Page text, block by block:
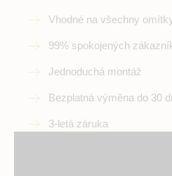
Vhodné na všechny
99% spokojených
Jednoduchá montáž
Bezplatná výměna do 30
3-letá záruka